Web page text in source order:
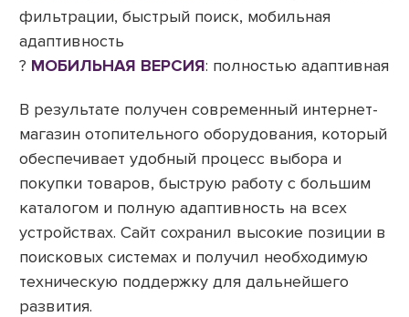
фильтрации, быстрый поиск, мобильная
адаптивность
? МОБИЛЬНАЯ ВЕРСИЯ: полностью адаптивная
В результате получен современный интернет-
магазин отопительного оборудования, который
обеспечивает удобный процесс выбора и
покупки товаров, быструю работу с большим
каталогом и полную адаптивность на всех
устройствах. Сайт сохранил высокие позиции в
поисковых системах и получил необходимую
техническую поддержку для дальнейшего
развития.